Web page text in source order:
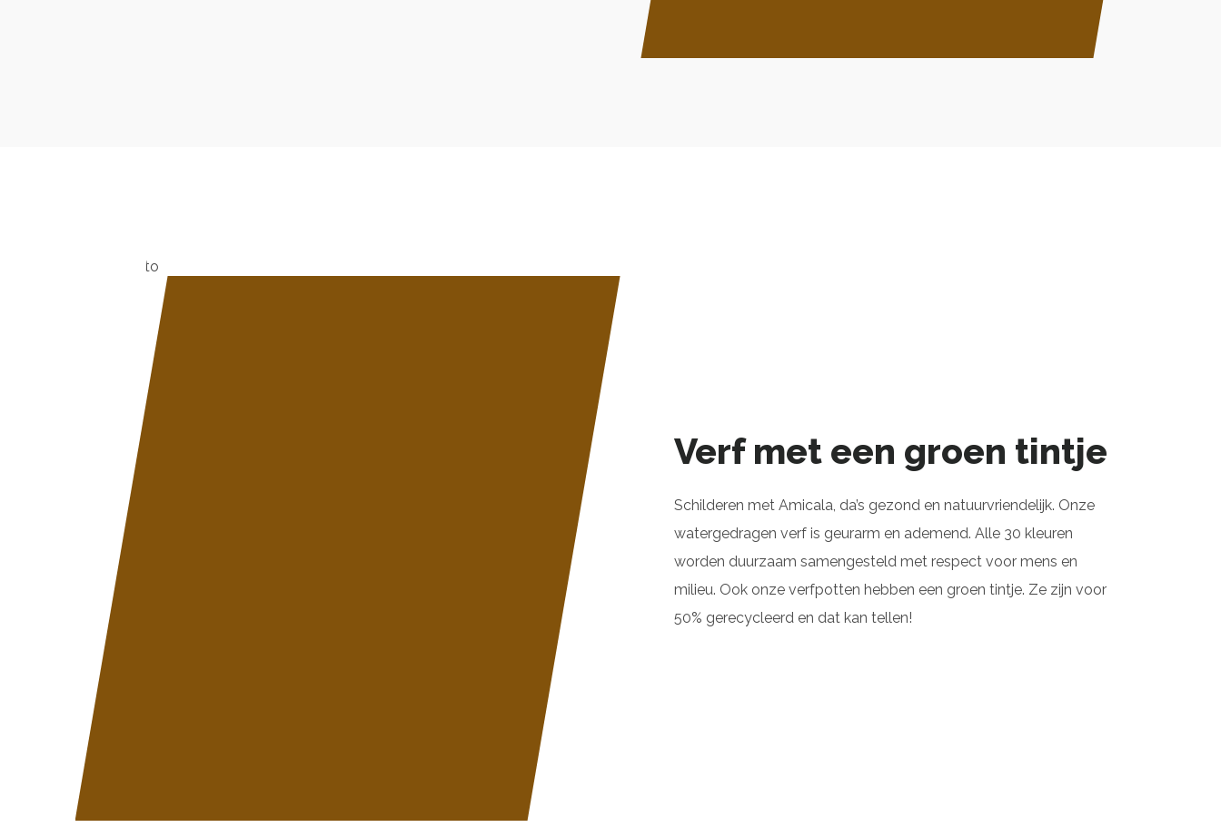
Verf met een groen tintje
Schilderen met Amicala, da’s gezond en natuurvriendelijk. Onze
watergedragen verf is geurarm en ademend. Alle 30 kleuren
worden duurzaam samengesteld met respect voor mens en
milieu. Ook onze verfpotten hebben een groen tintje. Ze zijn voor
50% gerecycleerd en dat kan tellen!